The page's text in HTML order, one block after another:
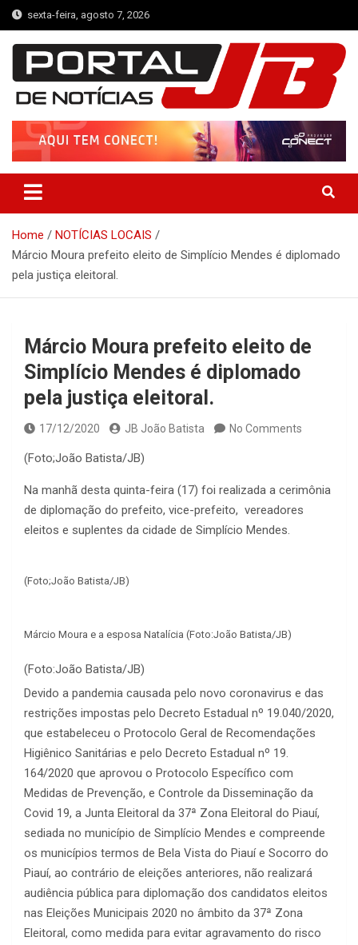
Skip
to
content
sexta-feira, agosto 7, 2026
Portal de Notícias JB
Notícias de Simplício Mendes e Região
Home
NOTÍCIAS LOCAIS
Márcio Moura prefeito eleito de Simplício Mendes é diplomado
pela justiça eleitoral.
Márcio Moura prefeito eleito de
Simplício Mendes é diplomado
pela justiça eleitoral.
17/12/2020 JB João Batista No Comments
(Foto;João Batista/JB)
Na manhã desta quinta-feira (17) foi realizada a cerimônia
de diplomação do prefeito, vice-prefeito, vereadores
eleitos e suplentes da cidade de Simplício Mendes.
(Foto;João Batista/JB)
Márcio Moura e a esposa Natalícia (Foto:João Batista/JB)
(Foto:João Batista/JB)
Devido a pandemia causada pelo novo coronavirus e das
restrições impostas pelo Decreto Estadual nº 19.040/2020,
que estabeleceu o Protocolo Geral de Recomendações
Higiênico Sanitárias e pelo Decreto Estadual nº 19.
164/2020 que aprovou o Protocolo Específico com
Medidas de Prevenção, e Controle da Disseminação da
Covid 19, a Junta Eleitoral da 37ª Zona Eleitoral do Piauí,
sediada no município de Simplício Mendes e compreende
os municípios termos de Bela Vista do Piauí e Socorro do
Piauí, ao contrário de eleições anteriores, não realizará
audiência pública para diplomação dos candidatos eleitos
nas Eleições Municipais 2020 no âmbito da 37ª Zona
Eleitoral, como medida para evitar agravamento do risco